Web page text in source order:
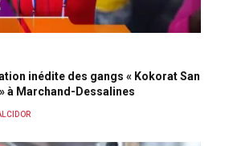
inédite des gangs « Kokorat San
» à Marchand-Dessalines